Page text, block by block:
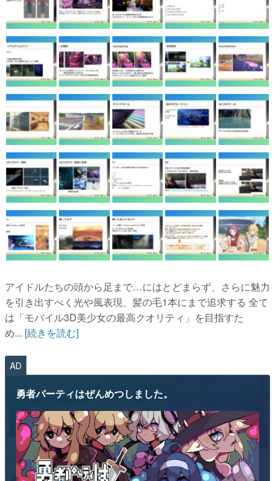
アイドルたちの頭から足まで…にはとどまらず、さらに魅力
を引き出すべく光や風表現、髪の毛1本にまで追求する 全て
は「モバイル3D美少女の最高クオリティ」を目指すた
め... [続きを読む]
AD
勇者パーティはぜんめつしました。